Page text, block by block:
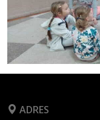
ADRES